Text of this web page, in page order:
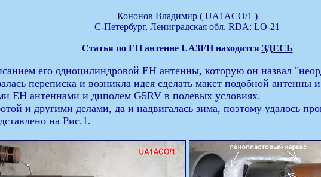
Кононов Владимир ( UA1ACO/1 )
С-Петербург, Лениградская обл. RDA: LO-21
Статья по ЕН антенне UA3FH находится ЗДЕСЬ
его одноцилиндровой ЕН антенны, которую он назвал
переписка и возникла идея сделать макет подобной антенны
ЕН антеннами и диполем G5RV в полевых условиях.
и другими делами, да и надвигалась зима, поэтому удалось
на Рис.1.